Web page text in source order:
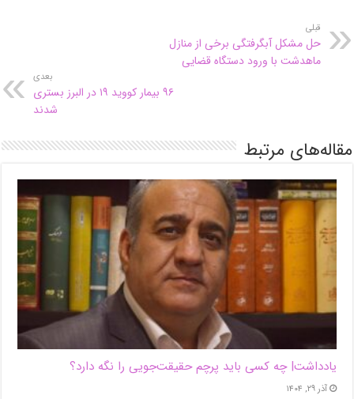
قبلی
حل مشکل آبگرفتگی برخی از منازل
ماهدشت با ورود دستگاه قضایی
بعدی
۹۶ بیمار کووید ۱۹ در البرز بستری
شدند
مقاله‌های مرتبط
یادداشت| ‌چه کسی باید پرچم حقیقت‌جویی را نگه دارد؟
آذر ۲۹, ۱۴۰۴